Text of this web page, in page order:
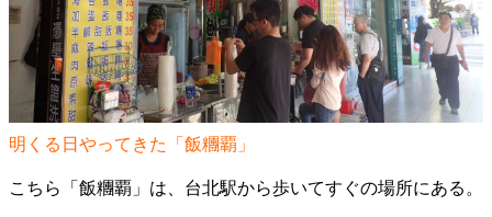
明くる日やってきた「飯糰覇」
こちら「飯糰覇」は、台北駅から歩いてすぐの場所にある。